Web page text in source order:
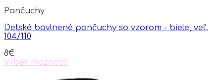
Pančuchy
Detské bavlnené pančuchy so vzorom – biele, veľ.
104/110
8€
Výber možností